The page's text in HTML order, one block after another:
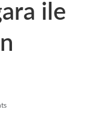
ile